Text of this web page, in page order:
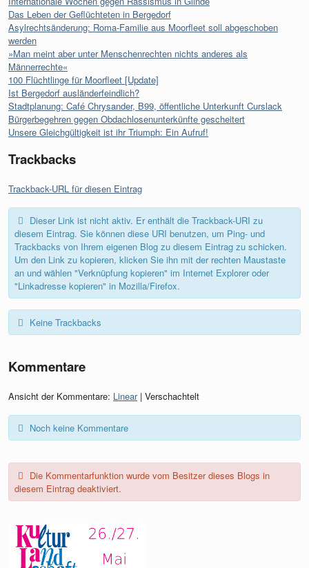
Das Leben der Geflüchteten in Bergedorf
Asylrechtsänderung: Roma-Familie aus Moorfleet soll abgeschoben
werden
»Man meint aber unter Menschenrechten nichts anderes als
Männerrechte«
100 Flüchtlinge für Moorfleet [Update]
Ist Bergedorf ausländerfeindlich?
Stadtplanung: Café Chrysander, B99, öffentliche Unterkunft Curslack
Bürgerbegehren gegen Obdachlosenunterkünfte gescheitert
Unsere Gleichgültigkeit ist ihr Triumph: Ein Aufruf!
Trackbacks
Trackback-URL für diesen Eintrag
Dieser Link ist nicht aktiv. Er enthält die Trackback-URI zu
diesem Eintrag. Sie können diese URI benutzen, um Ping- und
Trackbacks von Ihrem eigenen Blog zu diesem Eintrag zu schicken.
Um den Link zu kopieren, klicken Sie ihn mit der rechten Maustaste
an und wählen "Verknüpfung kopieren" im Internet Explorer oder
"Linkadresse kopieren" in Mozilla/Firefox.
Keine Trackbacks
Kommentare
Ansicht der Kommentare: Linear| Verschachtelt
Noch keine Kommentare
Die Kommentarfunktion wurde vom Besitzer dieses Blogs in
diesem Eintrag deaktiviert.